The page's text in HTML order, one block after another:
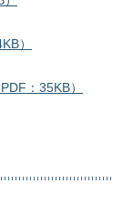
）
：35KB）